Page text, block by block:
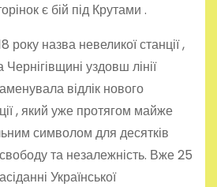
є бій під Крутами .
року назва невеликої станції ,
уздовш лінії
відлік нового
, який уже протягом майже
символом для десятків
та незалежність. Вже 25
Української